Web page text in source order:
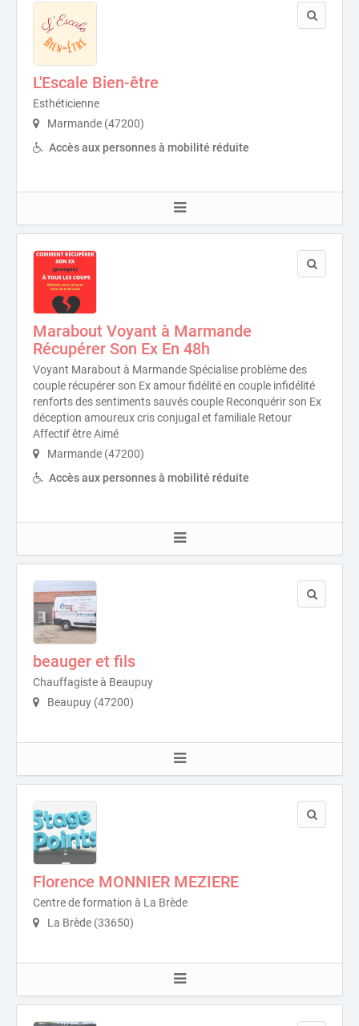
L'Escale Bien-être
Esthéticienne
Marmande (47200)
Accès aux personnes à mobilité réduite
Marabout Voyant à Marmande
Récupérer Son Ex En 48h
Voyant Marabout à Marmande Spécialise problème des
couple récupérer son Ex amour fidélité en couple infidélité
renforts des sentiments sauvés couple Reconquérir son Ex
déception amoureux cris conjugal et familiale Retour
Affectif être Aimé
Marmande (47200)
Accès aux personnes à mobilité réduite
beauger et fils
Chauffagiste à Beaupuy
Beaupuy (47200)
Florence MONNIER MEZIERE
Centre de formation à La Brède
La Brède (33650)